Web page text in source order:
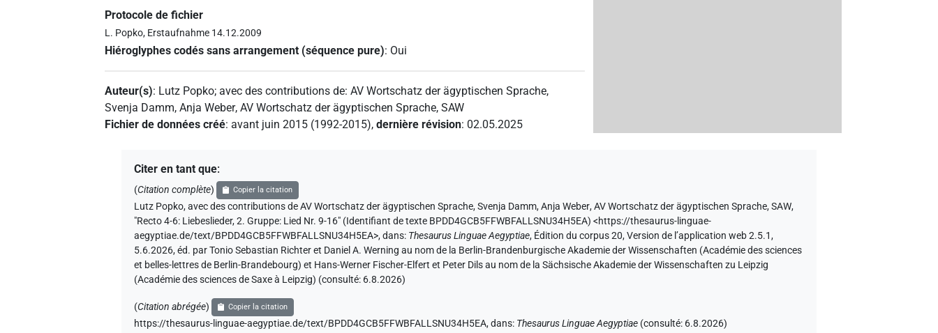
Protocole de fichier
L. Popko, Erstaufnahme 14.12.2009
Hiéroglyphes codés sans arrangement (séquence pure): Oui
Auteur(s): Lutz Popko;avec des contributions de:AV Wortschatz der ägyptischen Sprache,
Svenja Damm,Anja Weber,AV Wortschatz der ägyptischen Sprache, SAW
Fichier de données créé:avant juin 2015 (1992-2015),dernière révision: 02.05.2025
Citer en tant que:
(Citation complète) Copier la citation
Lutz Popko,avec des contributions de AV Wortschatz der ägyptischen Sprache,Svenja Damm,Anja Weber,AV Wortschatz der ägyptischen Sprache, SAW,
"Recto 4-6: Liebeslieder, 2. Gruppe: Lied Nr. 9-16" (Identifiant de texte BPDD4GCB5FFWBFALLSNU34H5EA)<https://thesaurus-linguae-
aegyptiae.de/text/BPDD4GCB5FFWBFALLSNU34H5EA>,dans: Thesaurus Linguae Aegyptiae, Édition du corpus 20, Version de l’application web 2.5.1,
5.6.2026, éd. par Tonio Sebastian Richter et Daniel A. Werning au nom de la Berlin-Brandenburgische Akademie der Wissenschaften (Académie des sciences
et belles-lettres de Berlin-Brandebourg) et Hans-Werner Fischer-Elfert et Peter Dils au nom de la Sächsische Akademie der Wissenschaften zu Leipzig
(Académie des sciences de Saxe à Leipzig) (consulté: 6.8.2026)
(Citation abrégée) Copier la citation
https://thesaurus-linguae-aegyptiae.de/text/BPDD4GCB5FFWBFALLSNU34H5EA,dans: Thesaurus Linguae Aegyptiae (consulté: 6.8.2026)